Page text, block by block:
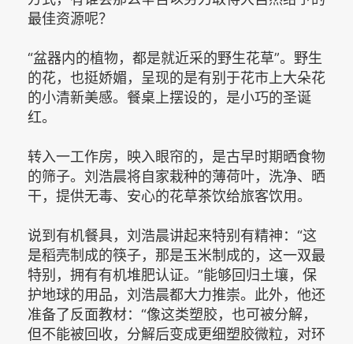
最佳资源呢？
“盆器内的植物，都是就近采的野生花草”。野生
的花，也挺娇媚，呈现的是有别于花市上大朵花
的小清新美感。餐桌上摆设的，是小巧的圣诞
红。
转入一工作房，映入眼帘的，是古早时期晒食物
的筛子。刘浩晨将自家栽种的薄荷叶，洗净、晒
干，提供无毒、安心的花草茶饮给旅客饮用。
说到有机餐具，刘浩晨讲起来特别有精神：“这
是稻壳制成的筷子，那是玉米制成的，这一双最
特别，拥有有机堆肥认证。”能够回归土壤，保
护地球的用品，刘浩晨都大力推崇。此外，他还
准备了反面教材：“像这类塑胶，也可被分解，
但不能被回收，分解后变成更细塑胶微粒，对环